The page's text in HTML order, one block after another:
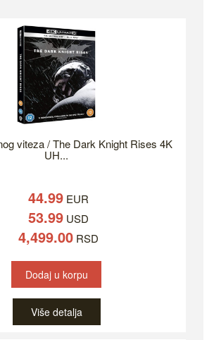
viteza / The Dark Knight Rises 4K
UH...
44.99EUR
53.99USD
4,499.00RSD
Dodaj u korpu
Više detalja